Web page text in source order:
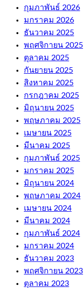
กุมภาพันธ์ 2026
มกราคม 2026
ธันวาคม 2025
พฤศจิกายน 2025
ตุลาคม 2025
กันยายน 2025
สิงหาคม 2025
กรกฎาคม 2025
มิถุนายน 2025
พฤษภาคม 2025
เมษายน 2025
มีนาคม 2025
กุมภาพันธ์ 2025
มกราคม 2025
มิถุนายน 2024
พฤษภาคม 2024
เมษายน 2024
มีนาคม 2024
กุมภาพันธ์ 2024
มกราคม 2024
ธันวาคม 2023
พฤศจิกายน 2023
ตุลาคม 2023